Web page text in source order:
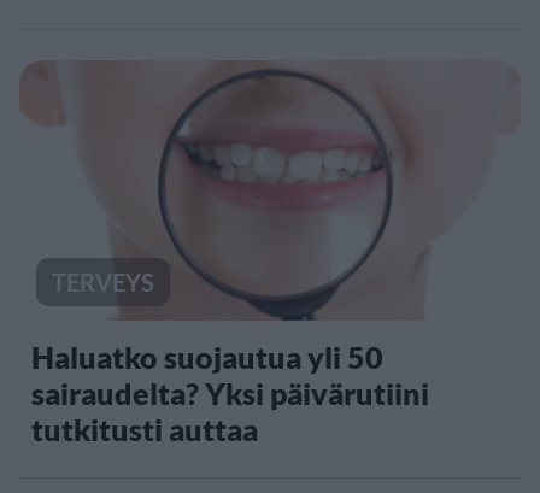
TERVEYS
Haluatko suojautua yli 50
sairaudelta? Yksi päivärutiini
tutkitusti auttaa